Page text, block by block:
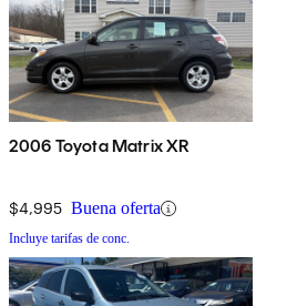
2006 Toyota Matrix XR
$4,995 Buena oferta
Incluye tarifas de conc.